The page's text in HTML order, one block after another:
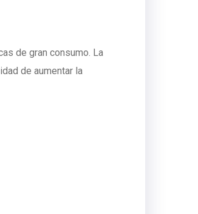
de gran consumo. La
de aumentar la